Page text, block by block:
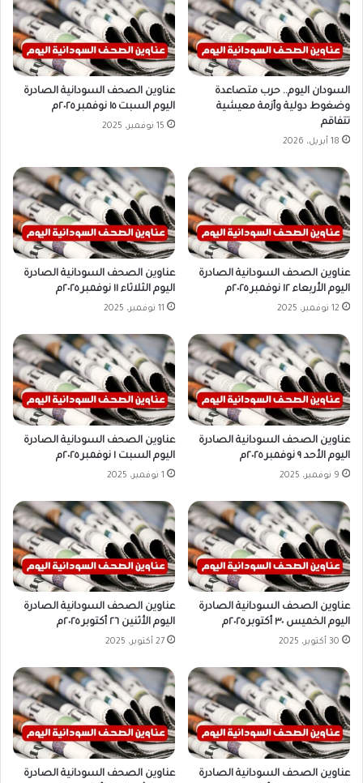
السودان اليوم.. حرب متصاعدة
وضغوط دولية وأزمة معيشية
تتفاقم
18 أبريل، 2026
عناوين الصحف السودانية الصادرة
اليوم السبت ١٥ نوفمبر ٢٠٢٥م
15 نوفمبر، 2025
عناوين الصحف السودانية الصادرة
اليوم الأربعاء ١٢ نوفمبر ٢٠٢٥م
12 نوفمبر، 2025
عناوين الصحف السودانية الصادرة
اليوم الثلاثاء ١١ نوفمبر ٢٠٢٥م
11 نوفمبر، 2025
عناوين الصحف السودانية الصادرة
اليوم الأحد ٩ نوفمبر ٢٠٢٥م
9 نوفمبر، 2025
عناوين الصحف السودانية الصادرة
اليوم السبت ١ نوفمبر ٢٠٢٥م
1 نوفمبر، 2025
عناوين الصحف السودانية الصادرة
اليوم الخميس ٣٠ أكتوبر ٢٠٢٥م
30 أكتوبر، 2025
عناوين الصحف السودانية الصادرة
اليوم الأثنين ٢٦ أكتوبر ٢٠٢٥م
27 أكتوبر، 2025
عناوين الصحف السودانية الصادرة
عناوين الصحف السودانية الصادرة